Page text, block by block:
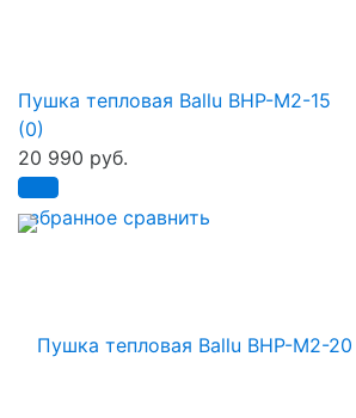
избранное сравнить
Пушка тепловая Ballu BHP-M2-15
(0)
20 990 руб.